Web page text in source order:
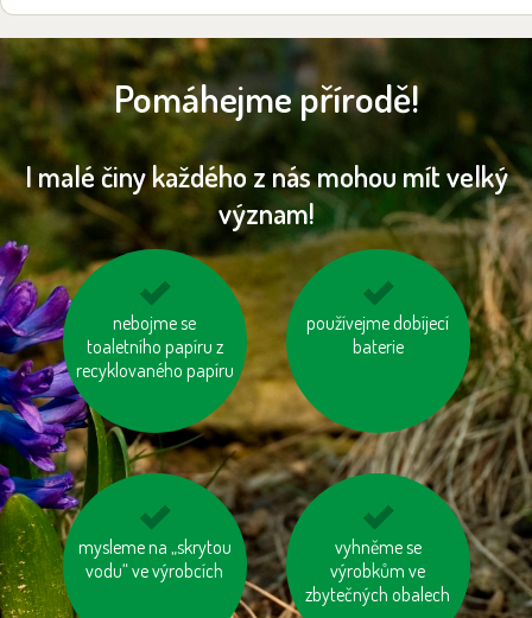
Pomáhejme přírodě!
I malé činy každého z nás mohou mít velký
význam!
nebojme se
toaletního papíru z
recyklovaného papíru
nosme vlastní tašku
na nákup
používejme dobíjecí
baterie
jezděme na kole
mysleme na „skrytou
vodu“ ve výrobcích
nespalujme odpady
vyhněme se
výrobkům ve
zbytečných obalech
jezme naše ryby